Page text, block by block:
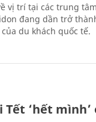
vị trí tại các trung
đang dần trở
du khách quốc tế.
Tết ‘hết mình’